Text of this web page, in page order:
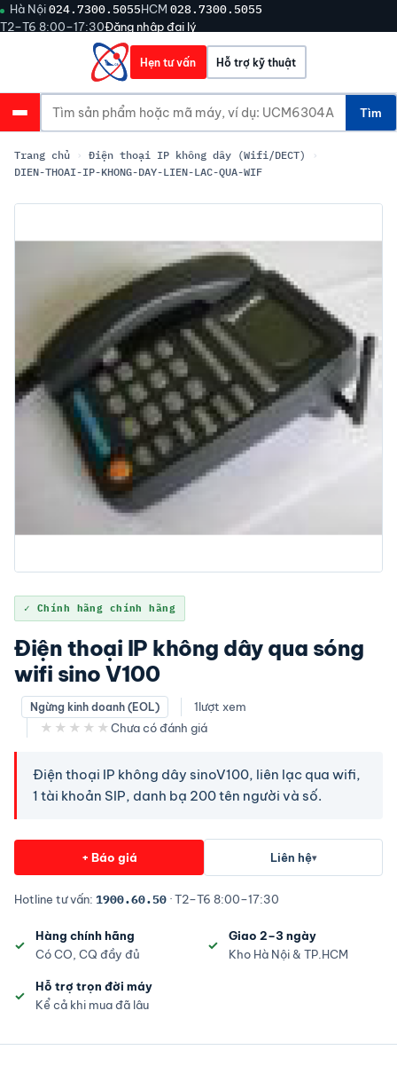
Hà Nội024.7300.5055HCM 028.7300.5055
T2–T6 8:00–17:30Đăng nhập đại lý
Hẹn tư vấn Hỗ trợ kỹ thuật
Tìm
Trang chủ › Điện thoại IP không dây (Wifi/DECT)
›
DIEN-THOAI-IP-KHONG-DAY-LIEN-LAC-QUA-WIF
✓ Chính hãng chính hãng
Điện thoại IP không dây qua sóng
wifi sino V100
Ngừng kinh doanh (EOL) 1lượt xem
★★★★★ Chưa có đánh giá
Điện thoại IP không dây sinoV100, liên lạc qua wifi,
1 tài khoản SIP, danh bạ 200 tên người và số.
+ Báo giá Liên hệ▾
Hotline tư vấn: 1900.60.50 · T2–T6 8:00–17:30
Hàng chính hãng
Có CO, CQ đầy đủ
Giao 2–3 ngày
Kho Hà Nội & TP.HCM
Hỗ trợ trọn đời máy
Kể cả khi mua đã lâu